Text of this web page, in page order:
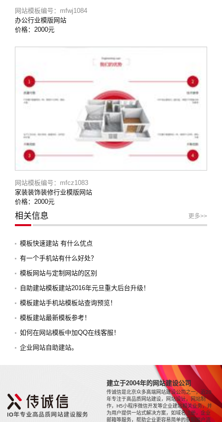
网站模板编号：mfwj1084
办公行业模版网站
价格：2000元
网站模板编号：mfcz1083
家装装饰装修行业模版网站
价格：2000元
相关信息 更多>>
模板快速建站 有什么优点
有一个手机站有什么好处？
模板网站与定制网站的区别
自助建站模板建站2016年元旦重大后台升级！
模板建站手机站模板站查询预览！
模板建站最新模板参考！
如何在网站模板中加QQ在线客服！
企业网站自助建站。
建立于2004年的网站建设公司
传诚信是北京众多高端网站建设公司之一，近20
年专注于高品质网站建设，网站设计，网站制
作，H5小程序微信开发等企业建站相关业务，并
为用户提供一站式解决方案，如域名注册，企业
邮箱等服务，帮助企业更容易简单的获取用户流